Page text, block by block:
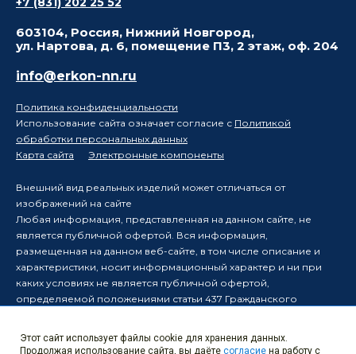
603104, Россия, Нижний Новгород,
ул. Нартова, д. 6, помещение П3, 2 этаж, оф. 204
info@erkon-nn.ru
Политика конфиденциальности
Использование сайта означает согласие с Политикой
обработки персональных данных
Карта сайта
Электронные компоненты
Внешний вид реальных изделий может отличаться от
изображений на сайте
Любая информация, представленная на данном сайте, не
является публичной офертой. Вся информация,
размещенная на данном веб-сайте, в том числе описание и
характеристики, носит информационный характер и ни при
каких условиях не является публичной офертой,
определяемой положениями статьи 437 Гражданского
Производитель оставляет за собой право в одностороннем
порядке вносить изменения в информацию, размещенную на
Этот сайт использует файлы cookie для хранения данных.
Продолжая использование сайта, вы даёте согласие на работу с